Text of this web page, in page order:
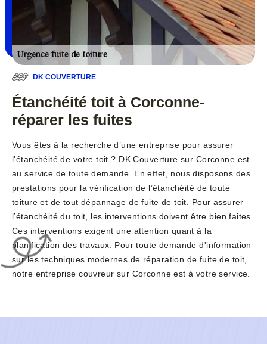
DK COUVERTURE
Étanchéité toit à Corconne-
réparer les fuites
Vous êtes à la recherche d’une entreprise pour assurer
l’étanchéité de votre toit ? DK Couverture sur Corconne est
au service de toute demande. En effet, nous disposons des
prestations pour la vérification de l’étanchéité de toute
toiture et de tout dépannage de fuite de toit. Pour assurer
l’étanchéité du toit, les interventions doivent être bien faites.
Ces interventions exigent une attention quant à la
planification des travaux. Pour toute demande d'information
sur les techniques modernes de réparation de fuite de toit,
notre entreprise couvreur sur Corconne est à votre service.